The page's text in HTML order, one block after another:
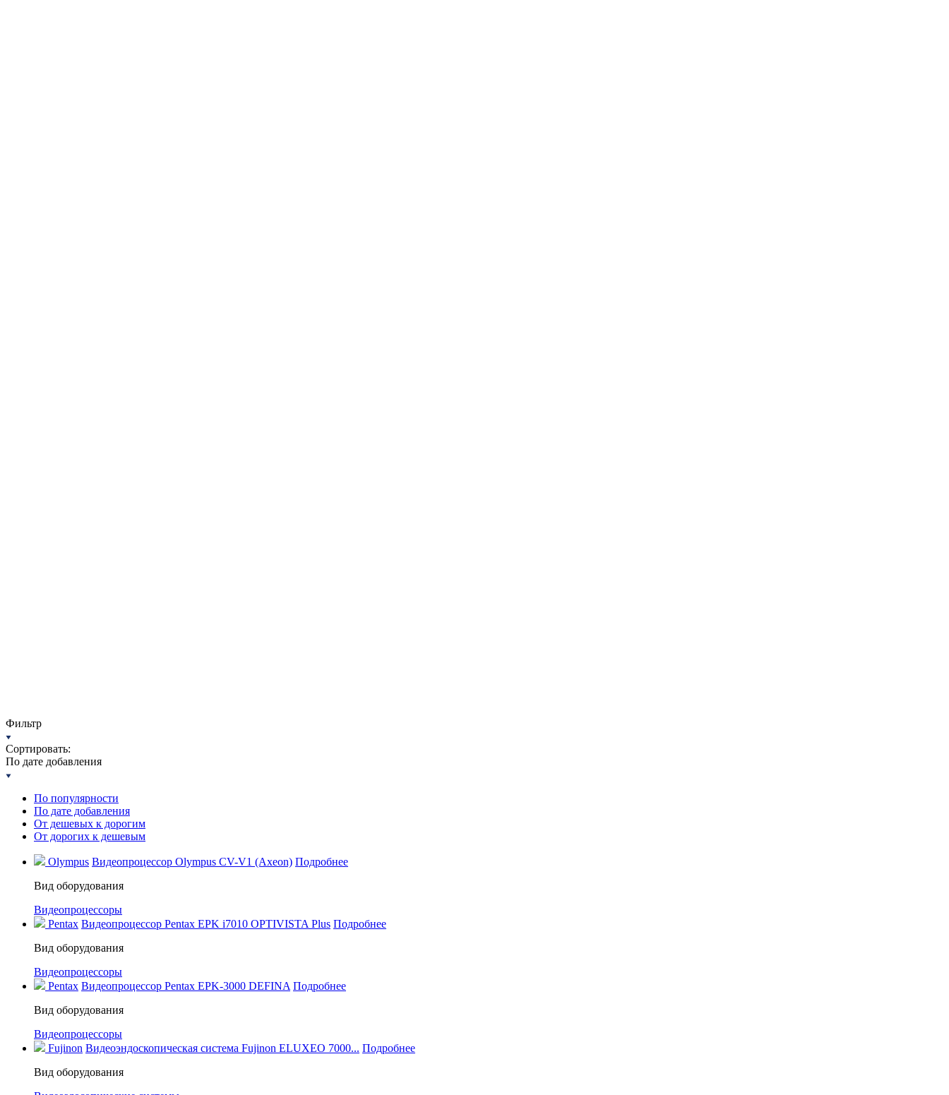
Фильтр
Сортировать:
По дате добавления
По популярности
По дате добавления
От дешевых к дорогим
От дорогих к дешевым
Olympus Видеопроцессор Olympus CV-V1 (Axeon) Подробнее
Вид оборудования
Видеопроцессоры
Pentax Видеопроцессор Pentax EPK i7010 OPTIVISTA Plus Подробнее
Вид оборудования
Видеопроцессоры
Pentax Видеопроцессор Pentax EPK‑3000 DEFINA Подробнее
Вид оборудования
Видеопроцессоры
Fujinon Видеоэндоскопическая система Fujinon ELUXEO 7000... Подробнее
Вид оборудования